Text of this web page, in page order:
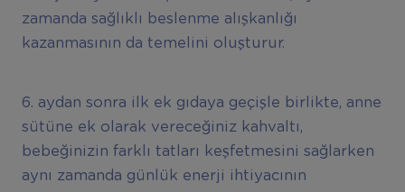
zamanda sağlıklı beslenme alışkanlığı
kazanmasının da temelini oluşturur.
6. aydan sonra ilk ek gıdaya geçişle birlikte, anne
sütüne ek olarak vereceğiniz kahvaltı,
bebeğinizin farklı tatları keşfetmesini sağlarken
aynı zamanda günlük enerji ihtiyacının